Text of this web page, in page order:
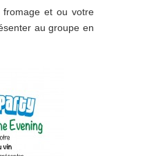
fromage et ou votre
au groupe en